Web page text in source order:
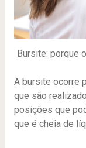
Bursite: porque
A bursite ocorre
que são
posições que
que é cheia de